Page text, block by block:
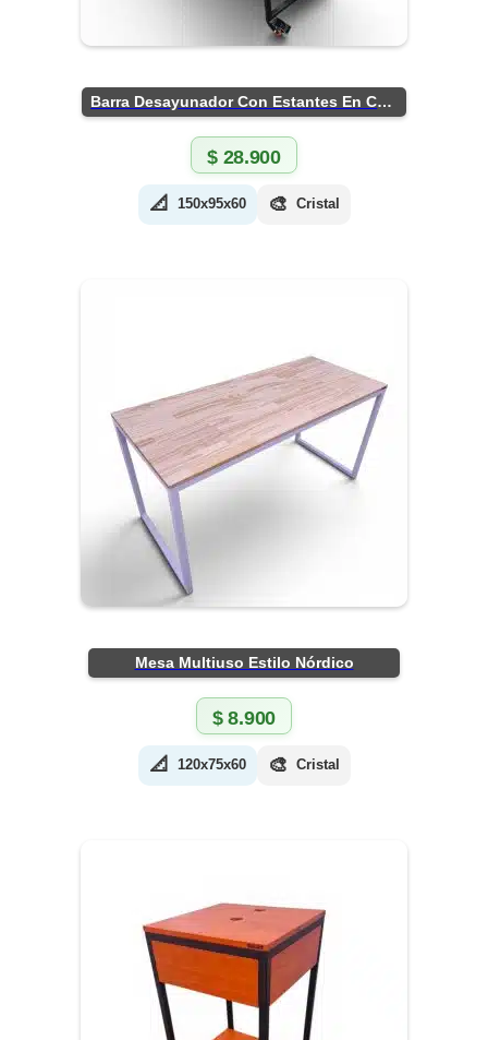
Barra Desayunador Con Estantes En Chapa
$28.900
📐 150x95x60 🎨 Cristal
Mesa Multiuso Estilo Nórdico
$8.900
📐 120x75x60 🎨 Cristal